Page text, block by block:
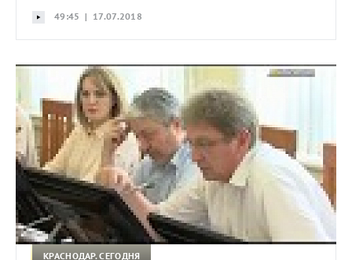
49:45 | 17.07.2018
КРАСНОДАР. СЕГОДНЯ